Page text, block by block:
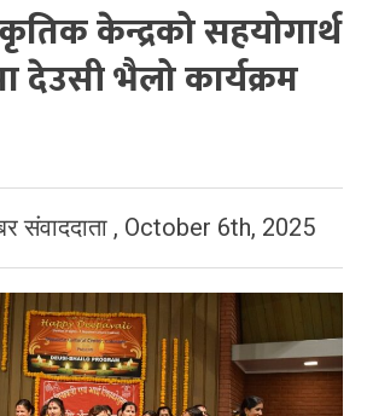
केन्द्रको सहयोगार्थ
देउसी भैलो कार्यक्रम
संवाददाता , October 6th, 2025